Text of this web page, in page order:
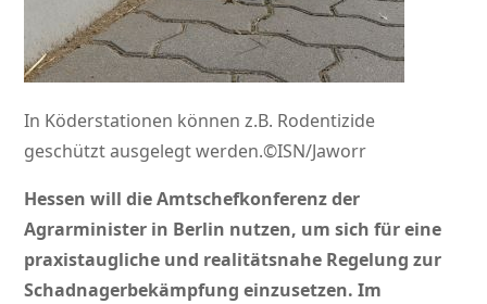
In Köderstationen können z.B. Rodentizide
geschützt ausgelegt werden.©ISN/Jaworr
Hessen will die Amtschefkonferenz der
Agrarminister in Berlin nutzen, um sich für eine
praxistaugliche und realitätsnahe Regelung zur
Schadnagerbekämpfung einzusetzen. Im